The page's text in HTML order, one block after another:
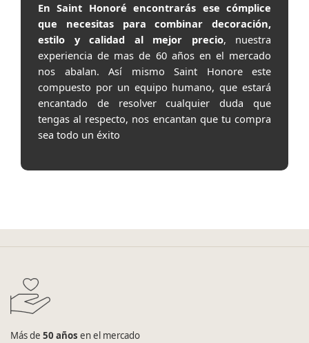
En Saint Honoré encontrarás ese cómplice
que necesitas para combinar decoración,
estilo y calidad al mejor precio, nuestra
experiencia de mas de 60 años en el mercado
nos abalan. Así mismo Saint Honore este
compuesto por un equipo humano, que estará
encantado de resolver cualquier duda que
tengas al respecto, nos encantan que tu compra
sea todo un éxito
Más de 50 años en el mercado